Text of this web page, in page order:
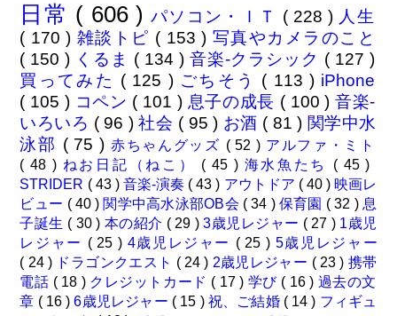
日常 ( 606 )パソコン・ＩＴ ( 228 ) 人生
( 170 ) 雑談トピ ( 153 ) 写真やカメラのこと
( 150 ) くるま ( 134 ) 音楽-クラシック ( 127 )
買ってみた ( 125 ) ごちそう ( 113 ) iPhone
( 105 ) コペン ( 101 ) 息子の成長 ( 100 )音楽-
いろいろ ( 96 )社会 ( 95 ) お酒 ( 81 ) 関学中水
泳部 ( 75 ) 赤ちゃんグッズ ( 52 ) アルファ・ミト
( 48 ) ねお日記（ねこ） ( 45 ) 海水魚たち ( 45 )
STRIDER ( 43 ) 音楽-演奏 ( 43 ) アウトドア ( 40 ) 映画レ
ビュー ( 40 ) 関学中高水泳部OB会 ( 34 ) 保育園 ( 32 ) 息
子誕生 ( 30 ) 本の紹介 ( 29 )3歳児レジャー ( 27 ) 1歳児
レジャー ( 25 ) 4歳児レジャー ( 25 ) 5歳児レジャー
( 24 ) ドラゴンクエスト ( 24 ) 2歳児レジャー ( 23 ) 携帯
電話 ( 18 ) クレジットカード ( 17 ) 学び ( 16 ) 過去の文
章 ( 16 )6歳児レジャー ( 15 ) 祝、ご結婚 ( 14 ) フィギュ